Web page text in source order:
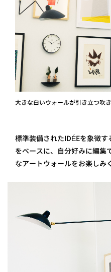
大きな白いウォールが引き立つ吹
標準装備されたIDÉEを象徴
をベースに、自分好みに編集
なアートウォールをお楽しみ